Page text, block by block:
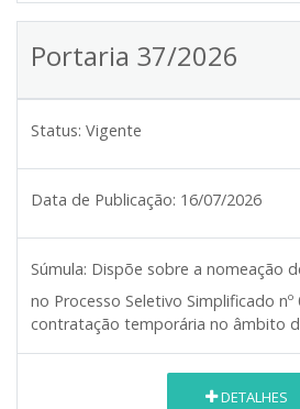
Portaria 37/2026
Status: Vigente
Data de Publicação: 16/07/2026
Súmula: Dispõe sobre a nomeação
no Processo Seletivo Simplificado nº
contratação temporária no âmbito
DETALHES